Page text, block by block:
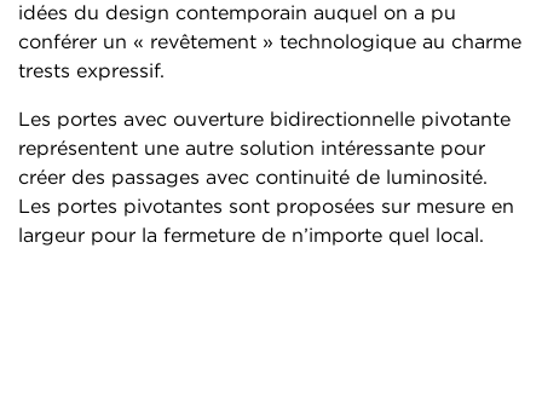
idées du design contemporain auquel on a pu
conférer un « revêtement » technologique au charme
trests expressif.
Les portes avec ouverture bidirectionnelle pivotante
représentent une autre solution intéressante pour
créer des passages avec continuité de luminosité.
Les portes pivotantes sont proposées sur mesure en
largeur pour la fermeture de n’importe quel local.